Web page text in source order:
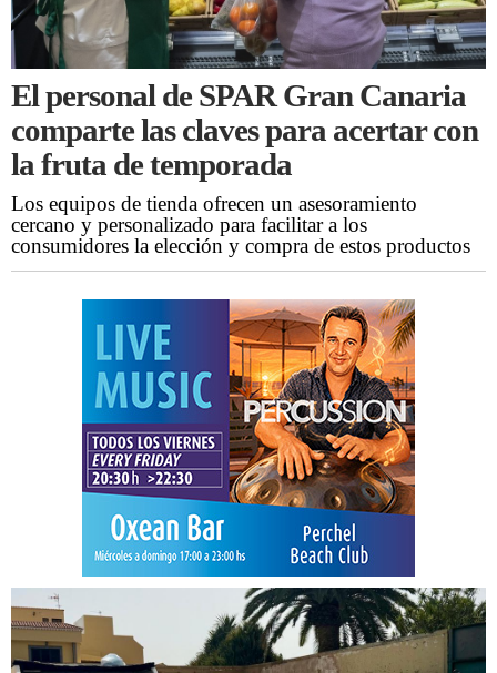
El personal de SPAR Gran Canaria
comparte las claves para acertar con
la fruta de temporada
Los equipos de tienda ofrecen un asesoramiento
cercano y personalizado para facilitar a los
consumidores la elección y compra de estos productos